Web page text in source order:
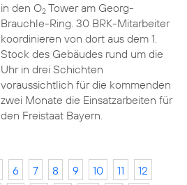
in den O2Tower am Georg-
Brauchle-Ring. 30 BRK-Mitarbeiter
koordinieren von dort aus dem 1.
Stock des Gebäudes rund um die
Uhr in drei Schichten
voraussichtlich für die kommenden
zwei Monate die Einsatzarbeiten für
den Freistaat Bayern.
6 7 8 9 10 11
12